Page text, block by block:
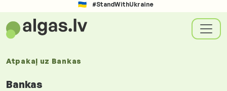
#StandWithUkraine
Atpakaļ uz Bankas
Bankas